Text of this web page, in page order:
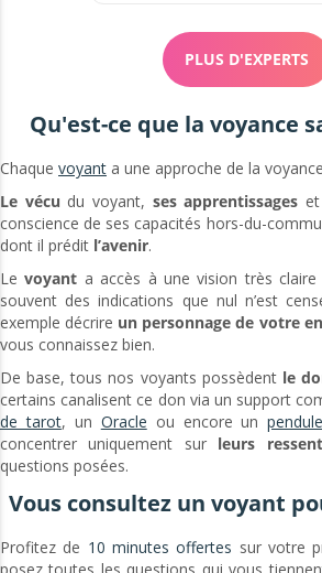
PLUS D'EXPERTS
Qu'est-ce que la voyance
Chaque voyant a une approche de la voyance
Le vécu du voyant, ses apprentissages et
conscience de ses capacités hors-du-
dont il prédit l’avenir.
Levoyant a accès à une vision très
souvent des indications que nul n’est
exemple décrire un personnage de votre
vous connaissez bien.
De base, tous nos voyants possèdent le
certains canalisent ce don via un support
de tarot, un Oracle ou encore unpendule
concentrer uniquement sur leurs
questions posées.
Vous consultez un voyant
Profitez de 10 minutes offertes sur votre
posez toutes les questions qui vous